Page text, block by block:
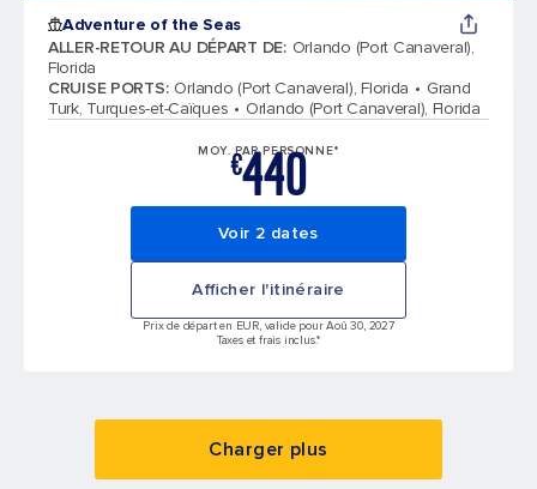
Adventure of the Seas
ALLER-RETOUR AU DÉPART DE: Orlando (Port Canaveral),
Florida
CRUISE PORTS: Orlando (Port Canaveral), Florida
Grand
Turk, Turques-et-Caïques
Orlando (Port Canaveral), Florida
MOY. PAR PERSONNE*
€440
Voir 2 dates
Afficher l'itinéraire
Prix de départ en EUR, valide pour Aoû 30, 2027
Taxes et frais inclus.*
Charger plus